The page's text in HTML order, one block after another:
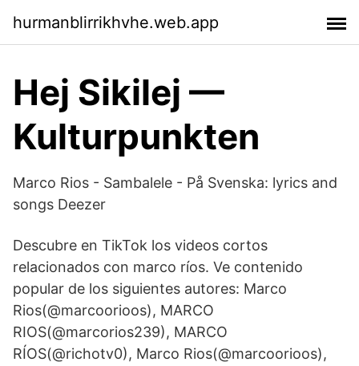
hurmanblirrikhvhe.web.app
Hej Sikilej —
Kulturpunkten
Marco Rios - Sambalele - På Svenska: lyrics and
songs Deezer
Descubre en TikTok los videos cortos
relacionados con marco ríos. Ve contenido
popular de los siguientes autores: Marco
Rios(@marcoorioos), MARCO
RIOS(@marcorios239), MARCO
RÍOS(@richotv0), Marco Rios(@marcoorioos),